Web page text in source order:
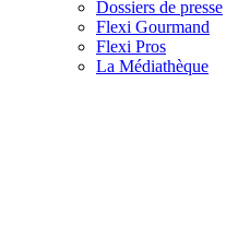
Dossiers de presse
Flexi Gourmand
Flexi Pros
La Médiathèque